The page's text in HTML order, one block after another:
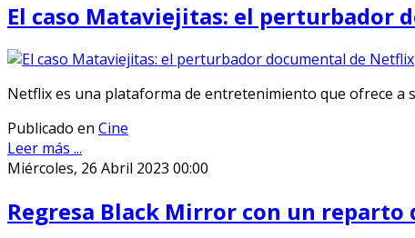
El caso Mataviejitas: el perturbador
Netflix es una plataforma de entretenimiento que ofrece a
Publicado en Cine
Leer más ...
Miércoles, 26 Abril 2023 00:00
Regresa Black Mirror con un reparto